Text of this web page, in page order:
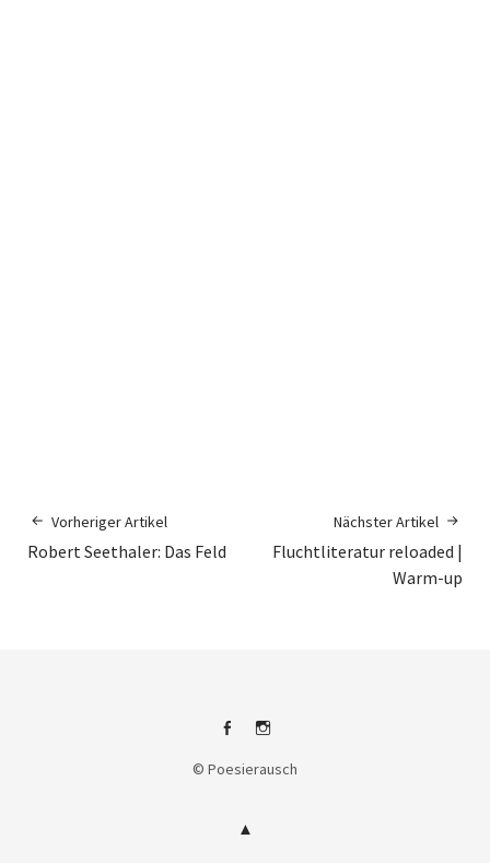
Vorheriger Artikel
Robert Seethaler: Das Feld
Nächster Artikel
Fluchtliteratur reloaded |
Warm-up
FacebookInstagram
© Poesierausch